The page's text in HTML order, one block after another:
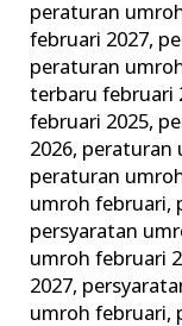
peraturan
februari 2027,
peraturan
terbaru februari
februari 2025,
2026, peraturan
peraturan
umroh februari,
persyaratan
umroh februari
2027,
umroh februari,